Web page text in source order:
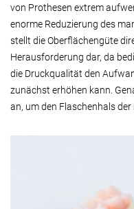
von Prothesen extrem
enorme Reduzierung des
stellt die Oberflächengüte
Herausforderung dar, da
die Druckqualität den
zunächst erhöhen kann.
an, um den Flaschenhals